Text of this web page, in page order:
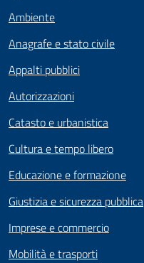
Ambiente
Anagrafe e stato civile
Appalti pubblici
Autorizzazioni
Catasto e urbanistica
Cultura e tempo libero
Educazione e formazione
Giustizia e sicurezza pubblica
Imprese e commercio
Mobilità e trasporti